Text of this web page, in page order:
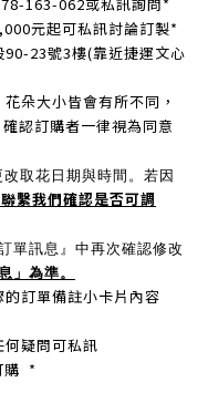
元起可私訊討論訂製*
23號3樓(靠近捷運文心
朵大小皆會有所不同，
認訂購者一律視為同意
取花日期與時間。 若因
繫我們確認是否可調
單訊息』中再次確認修改
」為準。
訂單備註小卡片內容
疑問可私訊
購 *